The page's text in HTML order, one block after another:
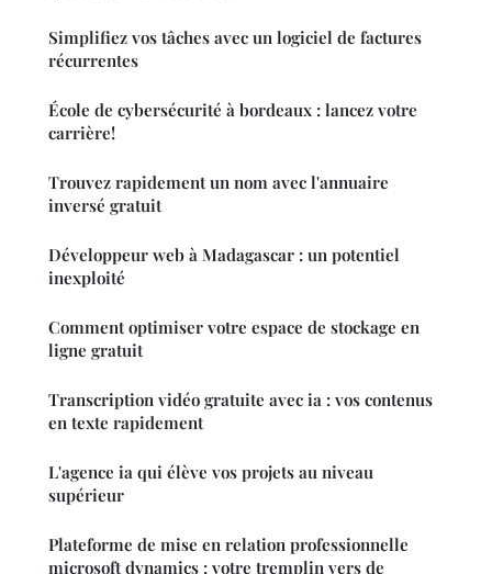
Simplifiez vos tâches avec un logiciel de factures
récurrentes
École de cybersécurité à bordeaux : lancez votre
carrière!
Trouvez rapidement un nom avec l'annuaire
inversé gratuit
Développeur web à Madagascar : un potentiel
inexploité
Comment optimiser votre espace de stockage en
ligne gratuit
Transcription vidéo gratuite avec ia : vos contenus
en texte rapidement
L'agence ia qui élève vos projets au niveau
supérieur
Plateforme de mise en relation professionnelle
microsoft dynamics : votre tremplin vers de